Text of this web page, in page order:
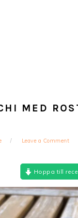
MED
Leave a Comment
Hoppa till